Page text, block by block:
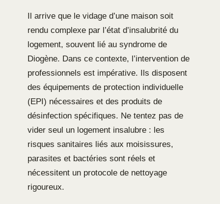
Il arrive que le vidage d’une maison soit
rendu complexe par l’état d’insalubrité du
logement, souvent lié au syndrome de
Diogène. Dans ce contexte, l’intervention de
professionnels est impérative. Ils disposent
des équipements de protection individuelle
(EPI) nécessaires et des produits de
désinfection spécifiques. Ne tentez pas de
vider seul un logement insalubre : les
risques sanitaires liés aux moisissures,
parasites et bactéries sont réels et
nécessitent un protocole de nettoyage
rigoureux.